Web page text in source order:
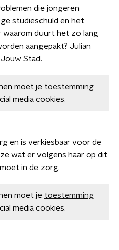
die jongeren
studieschuld en het
waarom duurt het zo lang
aangepakt? Julian
Stad.
moet je toestemming
media cookies.
en is verkiesbaar voor de
wat er volgens haar op dit
in de zorg.
moet je toestemming
media cookies.